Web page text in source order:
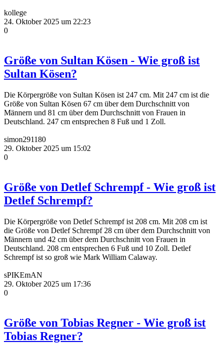
kollege
24. Oktober 2025 um 22:23
0
Größe von Sultan Kösen - Wie groß ist
Sultan Kösen?
Die Körpergröße von Sultan Kösen ist 247 cm. Mit 247 cm ist die
Größe von Sultan Kösen 67 cm über dem Durchschnitt von
Männern und 81 cm über dem Durchschnitt von Frauen in
Deutschland. 247 cm entsprechen 8 Fuß und 1 Zoll.
simon291180
29. Oktober 2025 um 15:02
0
Größe von Detlef Schrempf - Wie groß ist
Detlef Schrempf?
Die Körpergröße von Detlef Schrempf ist 208 cm. Mit 208 cm ist
die Größe von Detlef Schrempf 28 cm über dem Durchschnitt von
Männern und 42 cm über dem Durchschnitt von Frauen in
Deutschland. 208 cm entsprechen 6 Fuß und 10 Zoll. Detlef
Schrempf ist so groß wie Mark William Calaway.
sPIKEmAN
29. Oktober 2025 um 17:36
0
Größe von Tobias Regner - Wie groß ist
Tobias Regner?